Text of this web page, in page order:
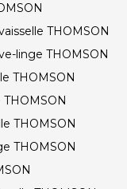
THOMSON
linge THOMSON
THOMSON
THOMSON
THOMSON